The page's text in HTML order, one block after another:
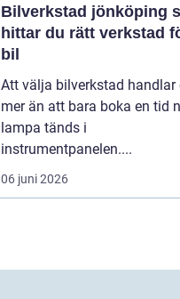
Bilverkstad jönköping så
hittar du rätt verkstad
bil
Att välja bilverkstad handlar
mer än att bara boka en tid
lampa tänds i
instrumentpanelen....
06 juni 2026